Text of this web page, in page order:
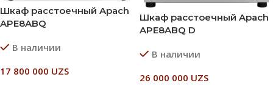
Шкаф расстоечный Apach
APE8ABQ
В наличии
17 800 000 UZS
Шкаф расстоечный Apach
APE8ABQ D
В наличии
26 000 000 UZS